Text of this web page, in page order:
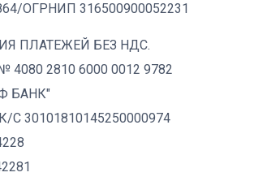
ОГРНИП 316500900052231
ПЛАТЕЖЕЙ БЕЗ НДС.
4080 2810 6000 0012 9782
БАНК"
С 30101810145250000974